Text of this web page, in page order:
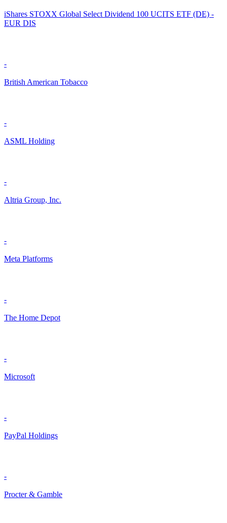
iShares STOXX Global Select Dividend 100 UCITS ETF (DE) -
EUR DIS
-
British American Tobacco
-
ASML Holding
-
Altria Group, Inc.
-
Meta Platforms
-
The Home Depot
-
Microsoft
-
PayPal Holdings
-
Procter & Gamble